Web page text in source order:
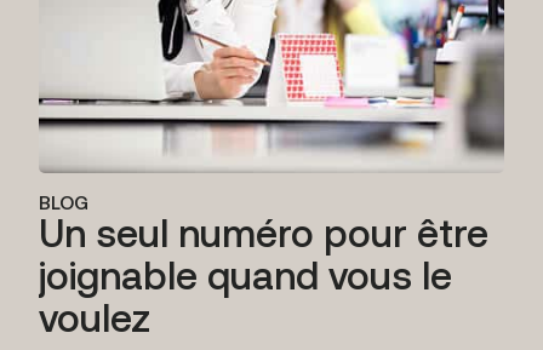
BLOG
Un seul numéro pour être
joignable quand vous le
voulez